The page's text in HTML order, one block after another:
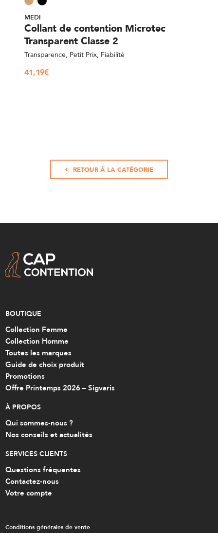
MEDI
Collant de contention Microtec
Transparent Classe 2
Transparence, Petit Prix, Fiabilité
41,19€
RETOUR À LA CATÉGORIE
BOUTIQUE
Collection Femme
Collection Homme
Toutes les marques
Guide de choix produit
Promotions
Offre Printemps 2026 – Sigvaris
À PROPOS
Qui sommes-nous ?
Nos conseils et actualités
SERVICES CLIENTS
Questions fréquentes
Contactez-nous
Votre compte
Conditions générales de vente